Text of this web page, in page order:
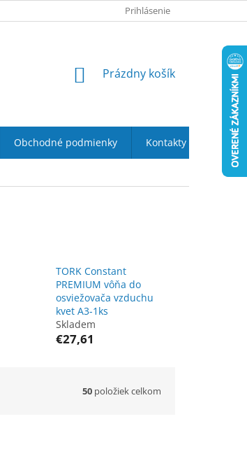
PODMIENKY OCHRANY OSOBNÝCH ÚDAJOV
Prihlásenie
NÁKUPNÝ
Prázdny košík
Obchodné podmienky Kontakty
TORK Constant
PREMIUM vôňa do
osviežovača vzduchu
kvet A3-1ks
Skladem
€27,61
50 položiek celkom